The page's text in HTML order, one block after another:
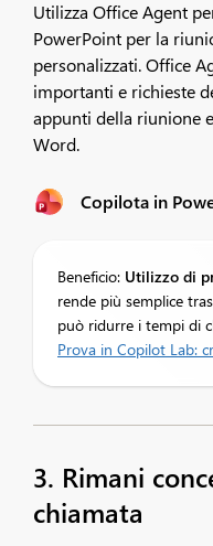
Utilizza Office Agent
PowerPoint per la
personalizzati. Office
importanti e richieste
appunti della riunione
Word.
Copilota in
Beneficio: Utilizzo di
rende più semplice
può ridurre i tempi di
Prova in Copilot Lab:
3. Rimani
chiamata